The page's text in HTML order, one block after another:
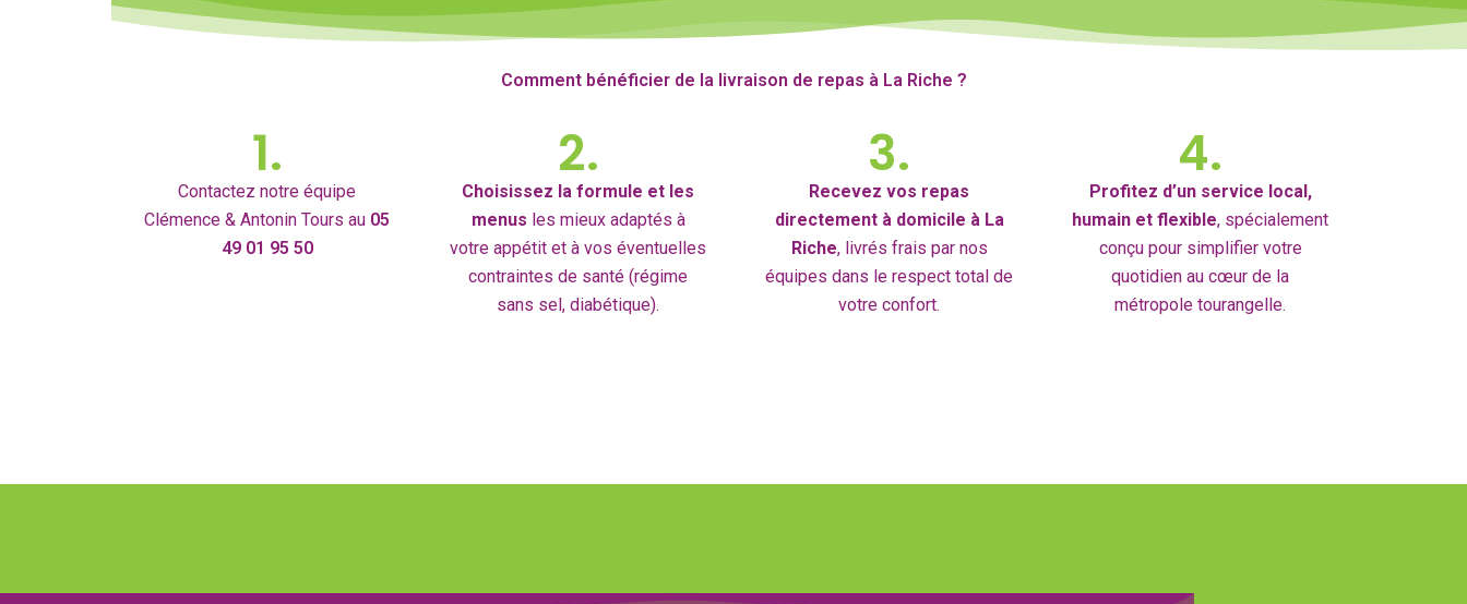
Comment bénéficier de la livraison de repas à La Riche ?
1.
Contactez notre équipe
Clémence & Antonin Tours au 05
49 01 95 50
2.
Choisissez la formule et les
menus les mieux adaptés à
votre appétit et à vos éventuelles
contraintes de santé (régime
sans sel, diabétique).
3.
Recevez vos repas
directement à domicile à La
Riche, livrés frais par nos
équipes dans le respect total de
votre confort.
4.
Profitez d’un service local,
humain et flexible, spécialement
conçu pour simplifier votre
quotidien au cœur de la
métropole tourangelle.